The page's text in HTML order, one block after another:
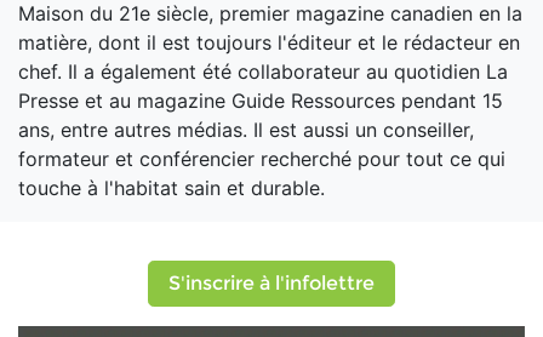
Maison du 21e siècle, premier magazine canadien en la
matière, dont il est toujours l'éditeur et le rédacteur en
chef. Il a également été collaborateur au quotidien La
Presse et au magazine Guide Ressources pendant 15
ans, entre autres médias. Il est aussi un conseiller,
formateur et conférencier recherché pour tout ce qui
touche à l'habitat sain et durable.
S'inscrire à l'infolettre